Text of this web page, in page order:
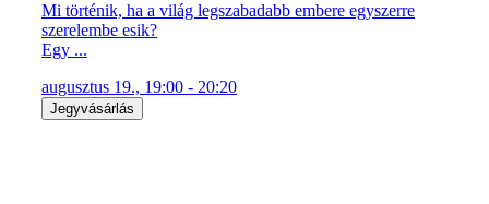
Mi történik, ha a világ legszabadabb embere egyszerre
szerelembe esik?
Egy ...
augusztus 19., 19:00 - 20:20
Jegyvásárlás